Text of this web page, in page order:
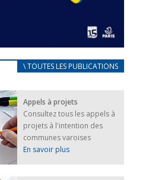
au mieux les réfugiés
en France,...
\ TOUTES LES PUBLICATIONS
Appels à projets
Consultez tous les appels à
projets à l'intention des
communes varoises
En savoir plus